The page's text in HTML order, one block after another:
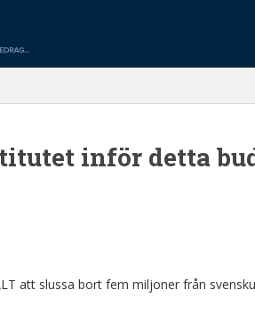
inför detta
att slussa bort fem miljoner från